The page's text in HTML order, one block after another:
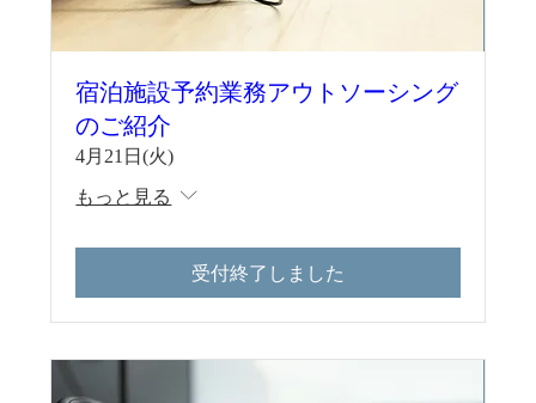
宿泊施設予約業務アウトソーシング
のご紹介
4月21日(火)
もっと見る
受付終了しました